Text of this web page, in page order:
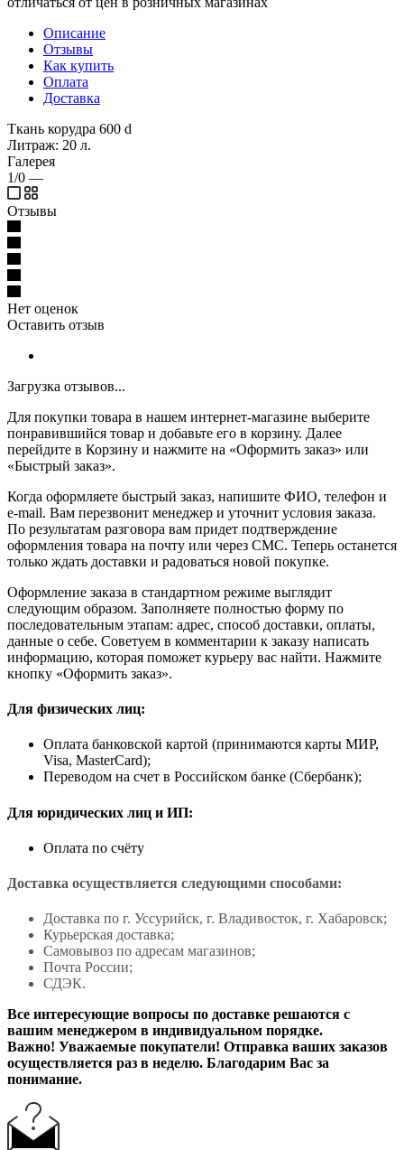
Описание
Отзывы
Как купить
Оплата
Доставка
Ткань корудра 600 d
Литраж: 20 л.
Галерея
1/0 —
Отзывы
Нет оценок
Оставить отзыв
Загрузка отзывов...
Для покупки товара в нашем интернет-магазине выберите
понравившийся товар и добавьте его в корзину. Далее
перейдите в Корзину и нажмите на «Оформить заказ» или
«Быстрый заказ».
Когда оформляете быстрый заказ, напишите ФИО, телефон и
e-mail. Вам перезвонит менеджер и уточнит условия заказа.
По результатам разговора вам придет подтверждение
оформления товара на почту или через СМС. Теперь останется
только ждать доставки и радоваться новой покупке.
Оформление заказа в стандартном режиме выглядит
следующим образом. Заполняете полностью форму по
последовательным этапам: адрес, способ доставки, оплаты,
данные о себе. Советуем в комментарии к заказу написать
информацию, которая поможет курьеру вас найти. Нажмите
кнопку «Оформить заказ».
Для физических лиц:
Оплата банковской картой (принимаются карты МИР,
Visa, MasterCard);
Переводом на счет в Российском банке (Сбербанк);
Для юридических лиц и ИП:
Оплата по счёту
Доставка осуществляется следующими способами:
Доставка по г. Уссурийск, г. Владивосток, г. Хабаровск;
Курьерская доставка;
Самовывоз по адресам магазинов;
Почта России;
СДЭК.
Все интересующие вопросы по доставке решаются с
вашим менеджером в индивидуальном порядке.
Важно! Уважаемые покупатели! Отправка ваших заказов
осуществляется раз в неделю. Благодарим Вас за
понимание.